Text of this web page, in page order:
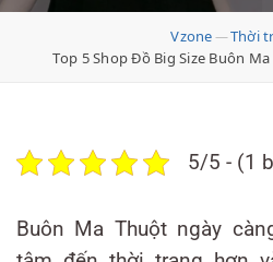
Vzone—Thời
Top 5 Shop Đồ Big Size Buôn
5/5 - (1
Buôn Ma Thuột ngày